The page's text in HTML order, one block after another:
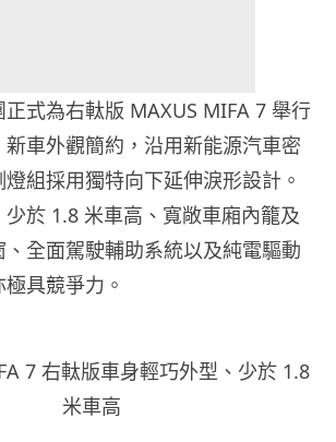
式為右軚版 MAXUS MIFA 7 舉行
車外觀簡約，沿用新能源汽車密
組採用獨特向下延伸淚形設計。
於 1.8 米車高、寬敞車廂內籠及
全面駕駛輔助系統以及純電驅動
具競爭力。
7 右軚版車身輕巧外型、少於 1.8
米車高